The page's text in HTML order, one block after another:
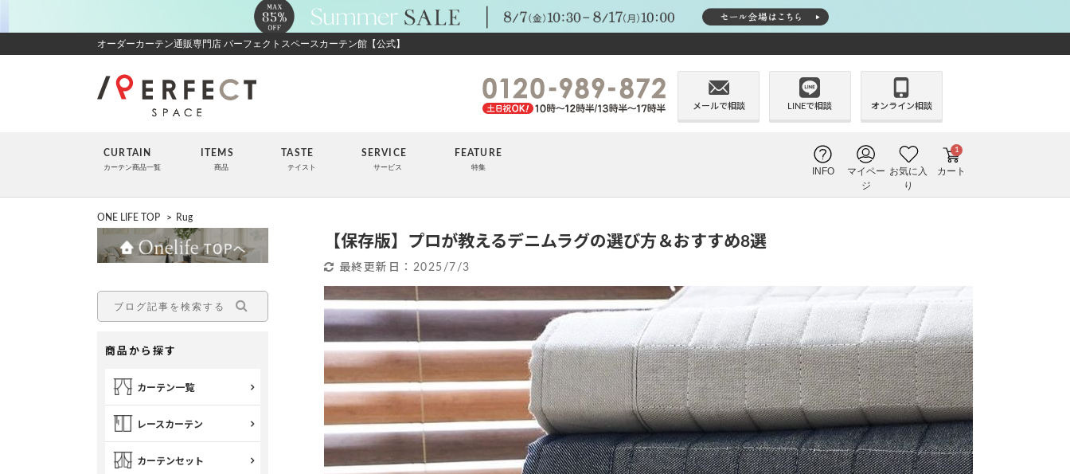
オーダーカーテン通販専門店 パーフェクトスペースカーテン館【公式】
メールで相談 LINEで相談 オンライン相談
CURTAIN
カーテン商品一覧
ITEMS
商品
TASTE
テイスト
SERVICE
サービス
FEATURE
特集 INFO
マイペー
ジ
お気に入
り
1
カート
ONE LIFE TOP > Rug
【保存版】プロが教えるデニムラグの選び方＆おすすめ8選
最終更新日： 2025/7/3
商品から探す
カーテン一覧
レースカーテン
カーテンセット